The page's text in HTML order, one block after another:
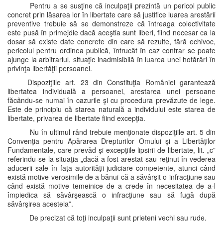
Pentru a se susţine că inculpaţii prezintă un pericol public
concret prin lăsarea lor în libertate care să justifice luarea arestării
preventive trebuie să se demonstreze că întreaga colectivitate
este pusă în primejdie dacă aceştia sunt liberi, fiind necesar ca la
dosar să existe date concrete din care să rezulte, fără echivoc,
pericolul pentru ordinea publică, întrucât în caz contrar se poate
ajunge la arbitrariul, situaţie inadmisibilă în luarea unei hotărâri în
privinţa libertăţii persoanei.
Dispoziţiile art. 23 din Constituţia României garantează
libertatea individuală a persoanei, arestarea unei persoane
făcându-se numai în cazurile şi cu procedura prevăzute de lege.
Este de principiu că starea naturală a individului este starea de
libertate, privarea de libertate fiind excepţia.
Nu în ultimul rând trebuie menţionate dispoziţiile art. 5 din
Convenţia pentru Apărarea Drepturilor Omului şi a Libertăţilor
Fundamentale, care prevăd şi excepţiile lipsirii de libertate, lit. „c”
referindu-se la situaţia „dacă a fost arestat sau reţinut în vederea
aducerii sale în faţa autorităţii judiciare competente, atunci când
există motive verosimile de a bănui că a săvârşit o infracţiune sau
când există motive temeinice de a crede în necesitatea de a-l
împiedica să săvârşească o infracţiune sau să fugă după
săvârşirea acesteia”.
De precizat că toţi inculpaţii sunt prieteni vechi sau rude.